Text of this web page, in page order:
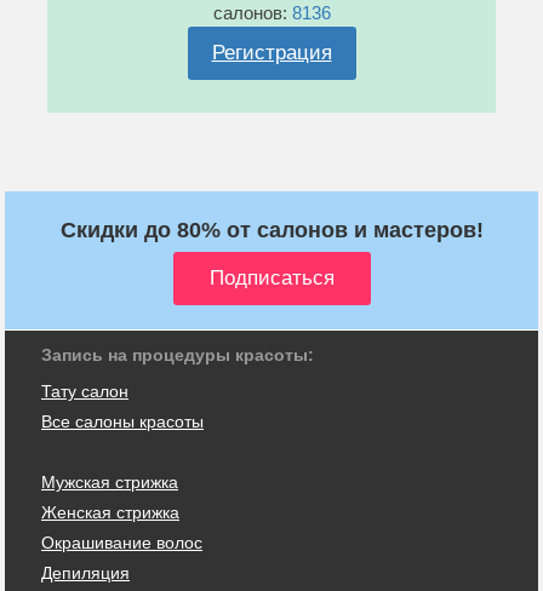
салонов: 8136
Регистрация
Скидки до 80% от салонов и мастеров!
Запись на процедуры красоты:
Тату салон
Все салоны красоты
Мужская стрижка
Женская стрижка
Окрашивание волос
Депиляция